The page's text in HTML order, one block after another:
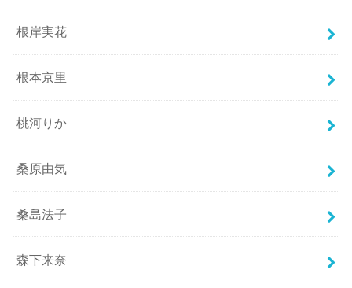
根岸実花
根本京里
桃河りか
桑原由気
桑島法子
森下来奈